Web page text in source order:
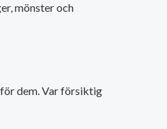
mönster och
dem. Var försiktig